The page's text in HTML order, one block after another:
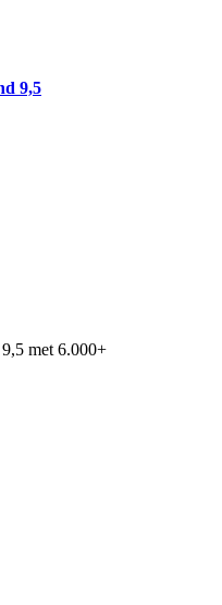
9,5
met 6.000+